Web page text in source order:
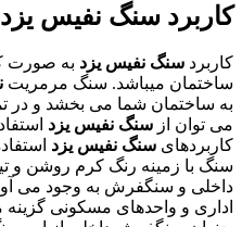
کاربرد سنگ نفیس یزد
کاربرد سنگ نفیس یزد به صورت
ساختمان میباشد. سنگ مرمریت
به ساختمان شما می بخشد و در
می توان از سنگ نفیس یزد
کاربردهای سنگ نفیس یزد
سنگ با زمینه رنگ کرم روشن و
داخلی و سنگفرش به وجود می
اداری و واحدهای مسکونی گزینه